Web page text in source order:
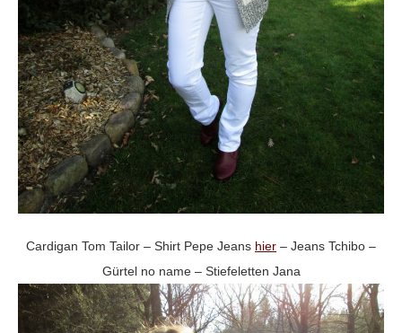
Cardigan Tom Tailor – Shirt Pepe Jeans hier – Jeans Tchibo –
Gürtel no name – Stiefeletten Jana